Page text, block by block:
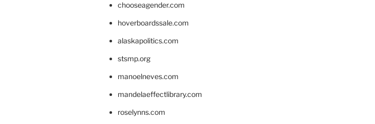
chooseagender.com
hoverboardssale.com
alaskapolitics.com
stsmp.org
manoelneves.com
mandelaeffectlibrary.com
roselynns.com